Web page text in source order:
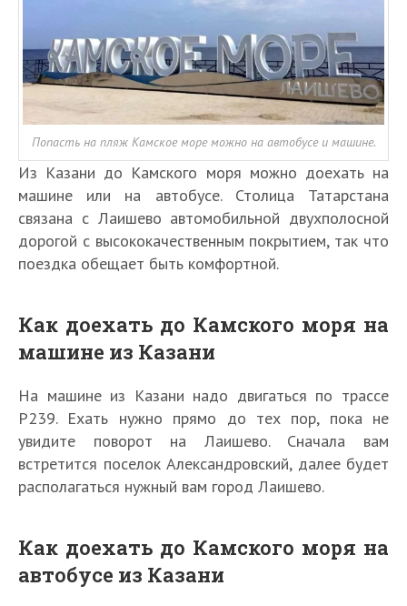
Попасть на пляж Камское море можно на автобусе и машине.
Из Казани до Камского моря можно доехать на
машине или на автобусе. Столица Татарстана
связана с Лаишево автомобильной двухполосной
дорогой с высококачественным покрытием, так что
поездка обещает быть комфортной.
Как доехать до Камского моря на
машине из Казани
На машине из Казани надо двигаться по трассе
Р239. Ехать нужно прямо до тех пор, пока не
увидите поворот на Лаишево. Сначала вам
встретится поселок Александровский, далее будет
располагаться нужный вам город Лаишево.
Как доехать до Камского моря на
автобусе из Казани